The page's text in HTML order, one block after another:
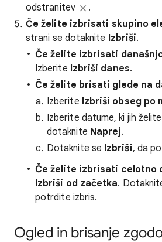
odstranitev
.
Če želite izbrisati skupino
strani se dotaknite Izbriši.
Če želite izbrisati
Izberite Izbriši danes.
Če želite brisati glede na
Izberite Izbriši obseg po
Izberite datume, ki jih
dotaknite Naprej.
Dotaknite se Izbriši, da
Če želite izbrisati celotno
Izbriši od začetka.
potrdite izbris.
Ogled in brisanje